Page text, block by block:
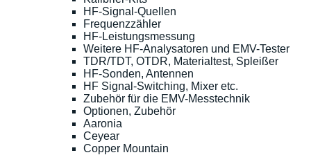
HF-Signal-Quellen
Frequenzzähler
HF-Leistungsmessung
Weitere HF-Analysatoren und EMV-Tester
TDR/TDT, OTDR, Materialtest, Spleißer
HF-Sonden, Antennen
HF Signal-Switching, Mixer etc.
Zubehör für die EMV-Messtechnik
Optionen, Zubehör
Aaronia
Ceyear
Copper Mountain